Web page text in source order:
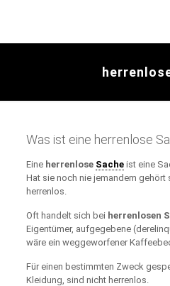
Was ist eine herrenlose
Eine herrenlose Sacheist eine
Hat sie noch nie jemandem
herrenlos.
Oft handelt sich bei herrenlosen
Eigentümer, aufgegebene
wäre ein weggeworfener
Für einen bestimmten Zweck
Kleidung, sind nicht herrenlos.